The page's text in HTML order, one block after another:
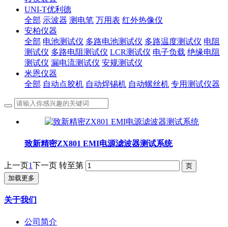
UNI-T优利德
全部 示波器 测电笔 万用表 红外热像仪
安柏仪器
全部 电池测试仪 多路电池测试仪 多路温度测试仪 电阻
测试仪 多路电阻测试仪 LCR测试仪 电子负载 绝缘电阻
测试仪 漏电流测试仪 安规测试仪
米恩仪器
全部 自动点胶机 自动焊锡机 自动螺丝机 专用测试仪器
致新精密ZX801 EMI电源滤波器测试系统
上一页1下一页 转至第
加载更多
关于我们
公司简介